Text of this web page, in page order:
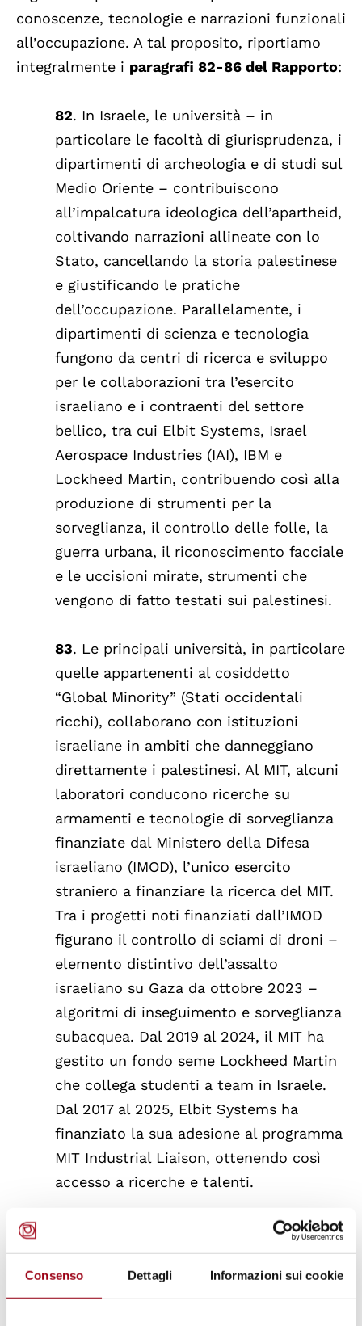
Consenso Dettagli Informazioni sui cookie
conoscenze, tecnologie e narrazioni funzionali
all’occupazione. A tal proposito, riportiamo
integralmente i paragrafi 82-86 del Rapporto:
82. In Israele, le università – in
particolare le facoltà di giurisprudenza, i
dipartimenti di archeologia e di studi sul
Medio Oriente – contribuiscono
all’impalcatura ideologica dell’apartheid,
coltivando narrazioni allineate con lo
Stato, cancellando la storia palestinese
e giustificando le pratiche
dell’occupazione. Parallelamente, i
dipartimenti di scienza e tecnologia
fungono da centri di ricerca e sviluppo
per le collaborazioni tra l’esercito
israeliano e i contraenti del settore
bellico, tra cui Elbit Systems, Israel
Aerospace Industries (IAI), IBM e
Lockheed Martin, contribuendo così alla
produzione di strumenti per la
sorveglianza, il controllo delle folle, la
guerra urbana, il riconoscimento facciale
e le uccisioni mirate, strumenti che
vengono di fatto testati sui palestinesi.
83. Le principali università, in particolare
quelle appartenenti al cosiddetto
“Global Minority” (Stati occidentali
ricchi), collaborano con istituzioni
israeliane in ambiti che danneggiano
direttamente i palestinesi. Al MIT, alcuni
laboratori conducono ricerche su
armamenti e tecnologie di sorveglianza
finanziate dal Ministero della Difesa
israeliano (IMOD), l’unico esercito
straniero a finanziare la ricerca del MIT.
Tra i progetti noti finanziati dall’IMOD
figurano il controllo di sciami di droni –
elemento distintivo dell’assalto
israeliano su Gaza da ottobre 2023 –
algoritmi di inseguimento e sorveglianza
subacquea. Dal 2019 al 2024, il MIT ha
gestito un fondo seme Lockheed Martin
che collega studenti a team in Israele.
Dal 2017 al 2025, Elbit Systems ha
finanziato la sua adesione al programma
MIT Industrial Liaison, ottenendo così
accesso a ricerche e talenti.
. Il programma Horizon Europe della
Commissione Europea facilita
attivamente la collaborazione con
istituzioni israeliane, incluse quelle